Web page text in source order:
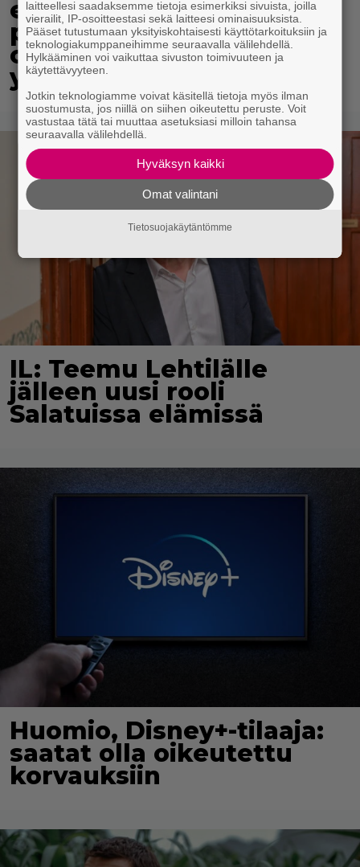
elämään pienellä
paikkakunnalla – ”Voi
ottaa vaikka ilman
yläosaa aurinkoa”
IL: Teemu Lehtilälle
jälleen uusi rooli
Salatuissa elämissä
Huomio, Disney+-tilaaja:
saatat olla oikeutettu
korvauksiin
laitteellesi saadaksemme tietoja esimerkiksi sivuista, joilla
vierailit, IP-osoitteestasi sekä laitteesi ominaisuuksista.
Pääset tutustumaan yksityiskohtaisesti käyttötarkoituksiin ja
teknologiakumppaneihimme seuraavalla välilehdellä.
Hylkääminen voi vaikuttaa sivuston toimivuuteen ja
käytettävyyteen.
Jotkin teknologiamme voivat käsitellä tietoja myös ilman
suostumusta, jos niillä on siihen oikeutettu peruste. Voit
vastustaa tätä tai muuttaa asetuksiasi milloin tahansa
seuraavalla välilehdellä.
Hyväksyn kaikki
Omat valintani
Tietosuojakäytäntömme